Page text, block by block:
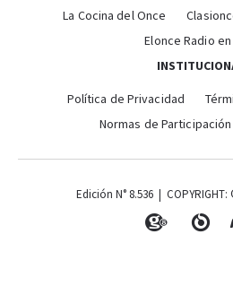
La Cocina del Once
Elonce Radio
Política de Privacidad
Normas de Participación
Edición N° 8.536 |